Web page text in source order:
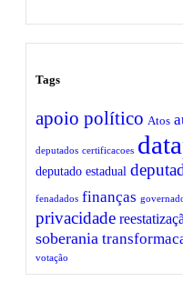
Tags
apoio político Atos
deputados certificacoes
deputado estadual
fenadados finanças
privacidade
soberania
votação